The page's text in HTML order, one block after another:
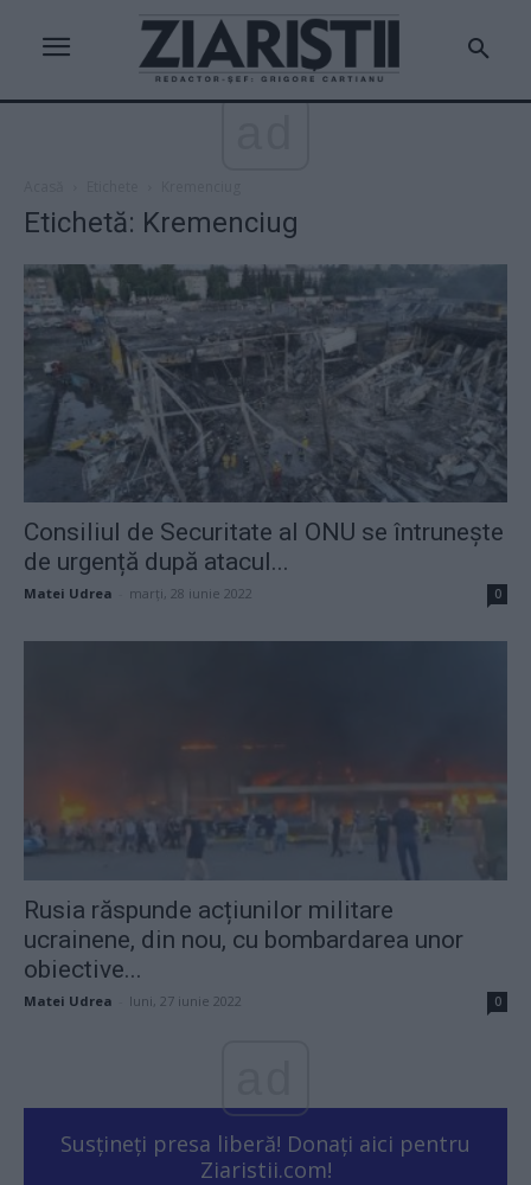
Etichetă: Kremenciug
Consiliul de Securitate al ONU se întrunește
de urgență după atacul...
Matei Udrea marți, 28 iunie 2022 0
Rusia răspunde acțiunilor militare
ucrainene, din nou, cu bombardarea unor
obiective...
Matei Udrea luni, 27 iunie 2022 0
Susțineți presa liberă! Donați aici pentru
Ziaristii.com!